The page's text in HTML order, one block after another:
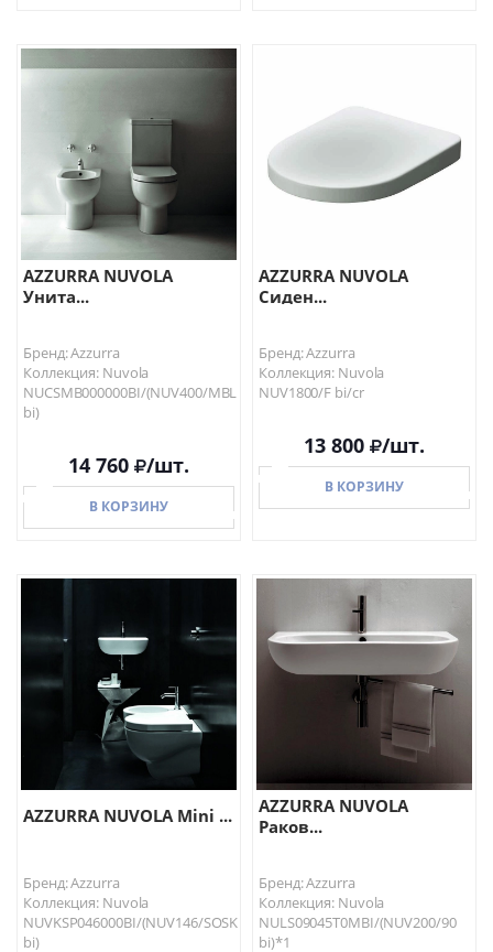
AZZURRA NUVOLA
Унита...
Бренд: Azzurra
Коллекция: Nuvola
NUCSMB000000BI/(NUV400/MBL
bi)
14 760 /шт.
В КОРЗИНУ
В КОРЗИНУ
AZZURRA NUVOLA
Сиден...
Бренд: Azzurra
Коллекция: Nuvola
NUV1800/F bi/cr
13 800 /шт.
В КОРЗИНУ
В КОРЗИНУ
AZZURRA NUVOLA Mini ...
Бренд: Azzurra
Коллекция: Nuvola
NUVKSP046000BI/(NUV146/SOSK
bi)
AZZURRA NUVOLA
Раков...
Бренд: Azzurra
Коллекция: Nuvola
NULS09045T0MBI/(NUV200/90
bi)*1